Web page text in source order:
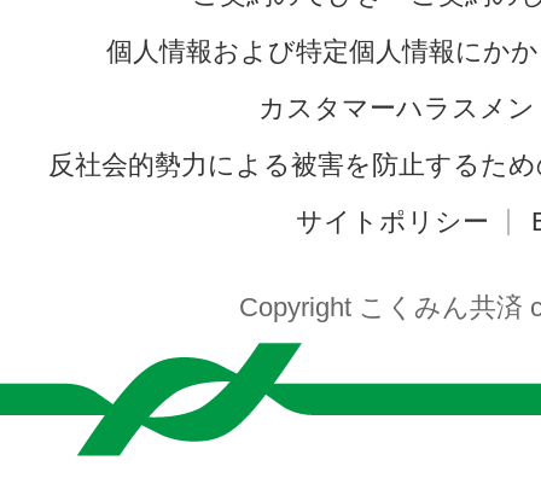
個人情報および特定個人情報にか
カスタマーハラスメ
反社会的勢力による被害を防止するた
サイトポリシー
Copyright こくみん共済